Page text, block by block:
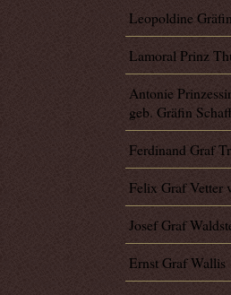
Leopoldine
Lamoral Prinz
Antonie
geb. Gräfin
Ferdinand Graf
Felix Graf Vetter
Josef Graf
Ernst Graf Wallis